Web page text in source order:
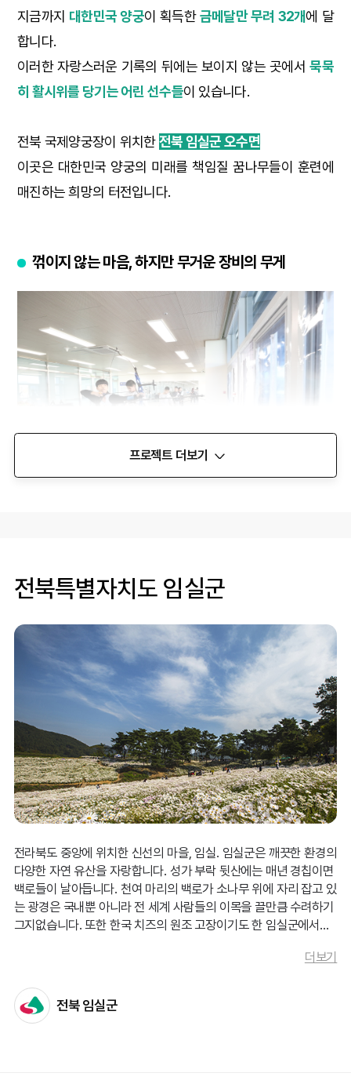
지금까지 대한민국 양궁이 획득한금메달만 무려 32개에 달
합니다.
이러한 자랑스러운 기록의 뒤에는 보이지 않는 곳에서묵묵
히 활시위를 당기는 어린 선수들이 있습니다.
전북 국제양궁장이 위치한전북 임실군 오수면
이곳은 대한민국 양궁의 미래를 책임질 꿈나무들이 훈련에
매진하는 희망의 터전입니다.
꺾이지 않는 마음, 하지만 무거운 장비의 무게
고가의 전문 장비가 필수적인 종목입니다.
선수 한 명에게 필요한 리커브 활 이나컴파운드 활 세트 의 가
격은
수백만 원을 호가합니다.
여기에 화살, 조준기, 보호구 등 소모품 비용까지 더해지면
그 부담은 상상 이상입니다.
특히 한창 성장기에 있는 꿈나무 선수들은 신체 조건이 계속
그에 맞는 장비로 교체해주지 않으면제 기량을 발휘하기 어
렵고 자칫 부상으로 이어질 위험도 큽니다.
개인의 노력만으로는 감당하기 힘든 장비의 무게가 아이들
의 꿈을 억누르고 있습니다.
프로젝트 더보기
전북특별자치도 임실군
전라북도 중앙에 위치한 신선의 마을, 임실. 임실군은 깨끗한 환경의
다양한 자연 유산을 자랑합니다. 성가 부락 뒷산에는 매년 경칩이면
백로들이 날아듭니다. 천여 마리의 백로가 소나무 위에 자리 잡고 있
는 광경은 국내뿐 아니라 전 세계 사람들의 이목을 끌만큼 수려하기
그지없습니다. 또한 한국 치즈의 원조 고장이기도 한 임실군에서는,
영양가 높은 치즈를 만들어냅니다. 이뿐만 아니라, 치즈를 소재로 한
가능합니다. 임실군에 방문한다면 일교차가 큰 환경에서 자라 당도
가 높고 과즙이 많은 임실 복숭아는 꼭 한 번 드셔보시면 좋습니다.
더보기
전북 임실군